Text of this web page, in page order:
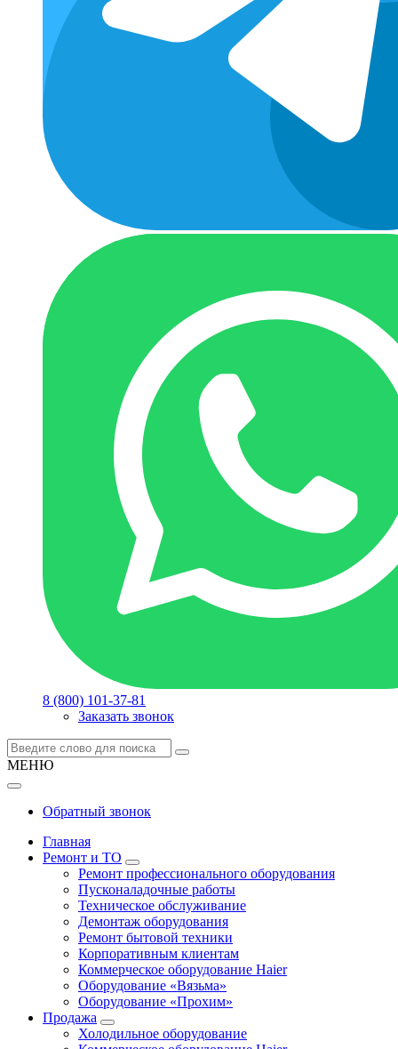
8 (800) 101-37-81
Заказать звонок
МЕНЮ
Обратный звонок
Главная
Ремонт и ТО
Ремонт профессионального оборудования
Пусконаладочные работы
Техническое обслуживание
Демонтаж оборудования
Ремонт бытовой техники
Корпоративным клиентам
Коммерческое оборудование Haier
Оборудование «Вязьма»
Оборудование «Прохим»
Продажа
Холодильное оборудование